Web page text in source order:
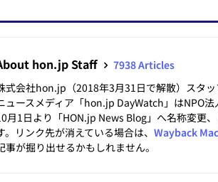
hon.jp Staff
7938 Articles
式会社hon.jp（2018年3月31日で解散）スタッ
ュースメディア「hon.jp DayWatch」はNPO
月1日より「HON.jp News Blog」へ名称変更
。リンク先が消えている場合は、 Wayback
事が掘り出せるかもしれません。